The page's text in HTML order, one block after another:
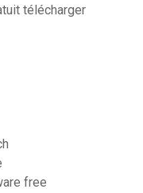
télécharger
free